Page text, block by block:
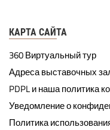
КАРТА САЙТА
360 Виртуальный тур
Адреса выставочных
PDPL и наша политика
Уведомление о
Политика